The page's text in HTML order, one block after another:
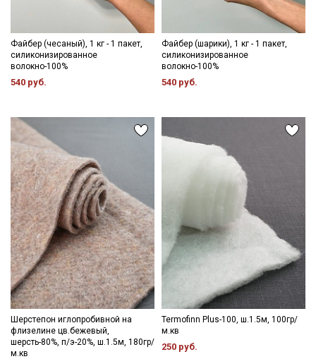
Файбер (чесаный), 1 кг - 1 пакет,
силиконизированное
волокно-100%
540 руб.
Файбер (шарики), 1 кг - 1 пакет,
силиконизированное
волокно-100%
540 руб.
Шерстепон иглопробивной на
флизелине цв.бежевый,
шерсть-80%, п/э-20%, ш.1.5м, 180гр/
м.кв
Termofinn Plus-100, ш.1.5м, 100гр/
м.кв
250 руб.